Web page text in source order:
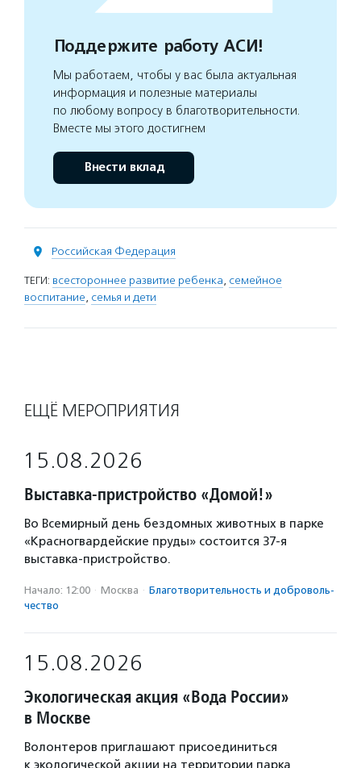
Поддержите работу АСИ!
Мы работаем, чтобы у вас была актуальная
информация и полезные материалы
по любому вопросу в благотворительности.
Вместе мы этого достигнем
Внести вклад
Российская Федерация
ТЕГИ: всестороннее развитие ребенка, семейное
воспитание, семья и дети
ЕЩЁ МЕРОПРИЯТИЯ
15.08.2026
Выставка-пристройство «Домой!»
Во Всемирный день бездомных животных в парке
«Красногвардейские пруды» состоится 37-я
выставка-пристройство.
Начало: 12:00 · Москва · Благотвори­тель­ность и доброволь­
чест­во
15.08.2026
Экологическая акция «Вода России»
в Москве
Волонтеров приглашают присоединиться
к экологической акции на территории парка